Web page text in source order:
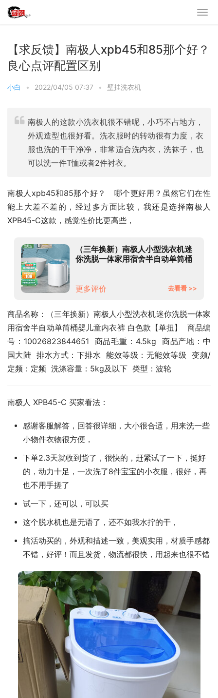
【求反馈】南极人xpb45和85那个好？
良心点评配置区别
小白 • 2022/04/05 07:37 • 壁挂洗衣机
南极人的这款小洗衣机很不错呢，小巧不占地方，
外观造型也很好看。洗衣服时的转动很有力度，衣
服也洗的干干净净，非常适合洗内衣，洗袜子，也
可以洗一件T恤或者2件衬衣。
南极人xpb45和85那个好？   哪个更好用？虽然它们在性
能上大差不差的，经过多方面比较，我还是选择南极人
XPB45-C这款，感觉性价比更高些，
（三年换新）南极人小型洗衣机迷
你洗脱一体家用宿舍半自动单筒桶
更多评价 去看看 >>
商品名称：（三年换新）南极人小型洗衣机迷你洗脱一体家
用宿舍半自动单筒桶婴儿童内衣裤 白色款【单扭】  商品编
号：10026823844651  商品毛重：4.5kg  商品产地：中
国大陆  排水方式：下排水  能效等级：无能效等级  变频/
定频：定频  洗涤容量：5kg及以下  类型：波轮
南极人 XPB45-C 买家看法：
感谢客服解答，回答很详细，大小很合适，用来洗一些
小物件衣物很方便，
下单2.3天就收到货了，很快的，赶紧试了一下，挺好
的，动力十足，一次洗了8件宝宝的小衣服，很好，再
也不用手搓了
试一下，还可以，可以买
这个脱水机也是无语了，还不如我水拧的干，
搞活动买的，外观和描述一致，美观实用，材质手感都
不错，好评！而且发货，物流都很快，用起来也很不错